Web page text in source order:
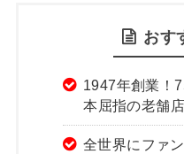
おす
1947年創業！
本屈指の老舗店
全世界にファ